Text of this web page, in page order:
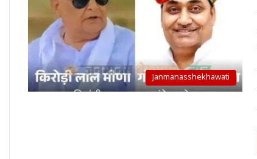
Janmanasshekhawati